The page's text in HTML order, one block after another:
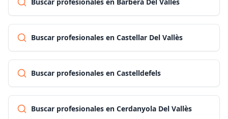
Buscar profesionales en Castellar Del Vallès
Buscar profesionales en Castelldefels
Buscar profesionales en Cerdanyola Del Vallès